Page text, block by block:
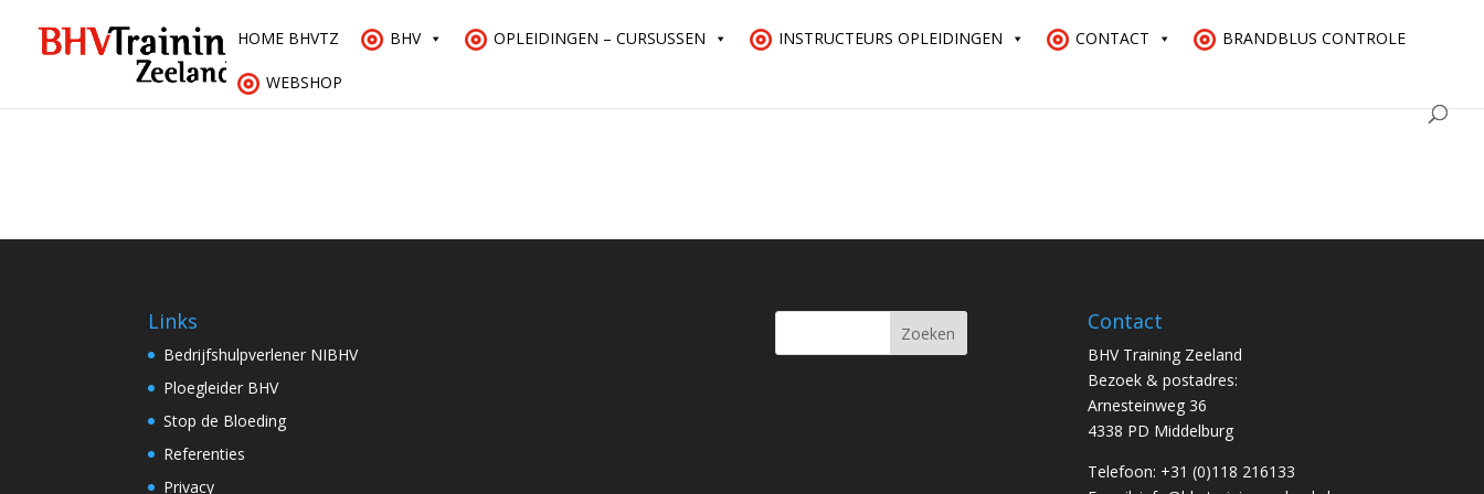
HOME BHVTZ BHV OPLEIDINGEN – CURSUSSEN INSTRUCTEURS OPLEIDINGEN CONTACT BRANDBLUS CONTROLE
WEBSHOP
Links
Bedrijfshulpverlener NIBHV
Ploegleider BHV
Stop de Bloeding
Referenties
Privacy
Contact
BHV Training Zeeland
Bezoek & postadres:
Arnesteinweg 36
4338 PD Middelburg
Telefoon: +31 (0)118 216133